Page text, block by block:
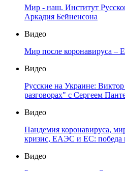
Мир - наш. Институт
Аркадия Бейненсона
Видео
Мир после коронавируса –
Видео
Русские на Украине:
разговорах" с Сергеем
Видео
Пандемия коронавируса,
кризис, ЕАЭС и ЕС: победа
Видео